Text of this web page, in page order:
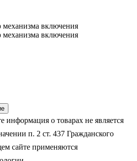
информация о товарах не является
п. 2 ст. 437 Гражданского
сайте применяются